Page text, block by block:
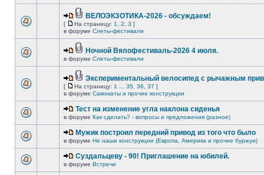
ВЕЛОЭКЗОТИКА-2026 - обсуждаем!
[ На страницу: 1 2 3 ]
в форуме Слеты-фестивали
Ночной Вялофестиваль-2026 4 июля.
в форуме Слеты-фестивали
Экспериментальный велосипед с рычажным
[ На страницу: 1 35 36 37 ]
в форуме Самокаты и прочие конструкции
Тест на изменение угла наклона сиденья
в форуме Как сделать? - вопросы и предложения (разное)
Мужик построил передний привод из того что было
в форуме Не наши конструкции (Европа, Америка и прочие буржуи)
Суздальцеву - 90! Приглашение на юбилей.
в форуме Встречи